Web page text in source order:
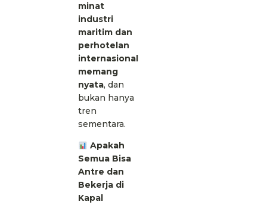
minat
industri
maritim dan
perhotelan
internasional
memang
nyata, dan
bukan hanya
tren
sementara.
Apakah
Semua Bisa
Antre dan
Bekerja di
Kapal